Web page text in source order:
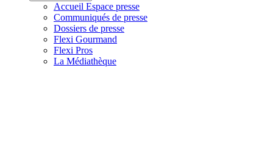
Accueil Espace presse
Communiqués de presse
Dossiers de presse
Flexi Gourmand
Flexi Pros
La Médiathèque